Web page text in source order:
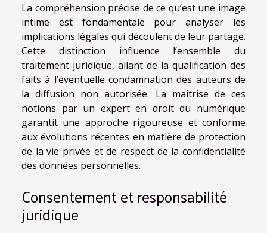
La compréhension précise de ce qu’est une image
intime est fondamentale pour analyser les
implications légales qui découlent de leur partage.
Cette distinction influence l’ensemble du
traitement juridique, allant de la qualification des
faits à l’éventuelle condamnation des auteurs de
la diffusion non autorisée. La maîtrise de ces
notions par un expert en droit du numérique
garantit une approche rigoureuse et conforme
aux évolutions récentes en matière de protection
de la vie privée et de respect de la confidentialité
des données personnelles.
Consentement et responsabilité
juridique